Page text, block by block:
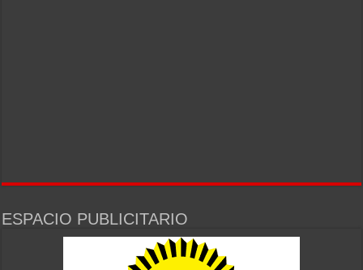
ESPACIO PUBLICITARIO